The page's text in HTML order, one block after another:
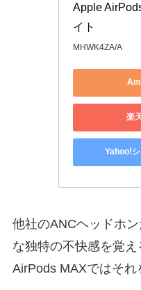
Apple
イト
MHWK4ZA/A
楽
Yahoo!
他社のANCヘッドホ
な独特の不快感を覚え
AirPods MAXではそれ